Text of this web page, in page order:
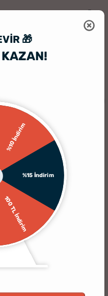
🎁
%10 İndirim
%15 İndirim
100 TL İndirim